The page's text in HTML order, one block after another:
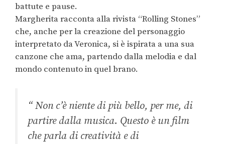
battute e pause.
Margherita racconta alla rivista “Rolling Stones”
che, anche per la creazione del personaggio
interpretato da Veronica, si è ispirata a una sua
canzone che ama, partendo dalla melodia e dal
mondo contenuto in quel brano.
“ Non c’è niente di più bello, per me, di
partire dalla musica. Questo è un film
che parla di creatività e di